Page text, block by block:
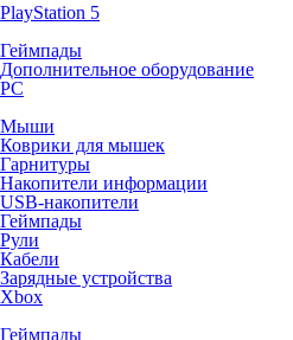
PlayStation 5
Геймпады
Дополнительное оборудование
PC
Мыши
Коврики для мышек
Гарнитуры
Накопители информации
USB-накопители
Геймпады
Рули
Кабели
Зарядные устройства
Xbox
Геймпады